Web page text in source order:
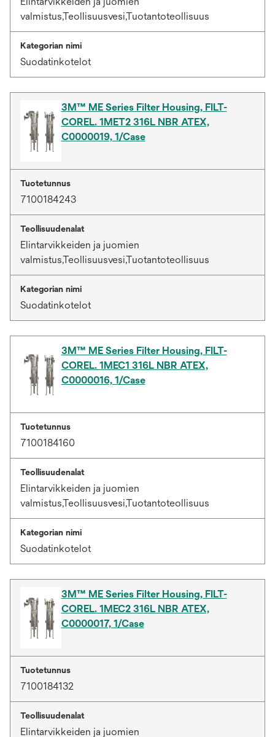
valmistus,Teollisuusvesi,Tuotantoteollisuus
Kategorian nimi
Suodatinkotelot
3M™ ME Series Filter Housing, FILT-
COREL. 1MET2 316L NBR ATEX,
C0000019, 1/Case
Tuotetunnus
7100184243
Teollisuudenalat
Elintarvikkeiden ja juomien
valmistus,Teollisuusvesi,Tuotantoteollisuus
Kategorian nimi
Suodatinkotelot
3M™ ME Series Filter Housing, FILT-
COREL. 1MEC1 316L NBR ATEX,
C0000016, 1/Case
Tuotetunnus
7100184160
Teollisuudenalat
Elintarvikkeiden ja juomien
valmistus,Teollisuusvesi,Tuotantoteollisuus
Kategorian nimi
Suodatinkotelot
3M™ ME Series Filter Housing, FILT-
COREL. 1MEC2 316L NBR ATEX,
C0000017, 1/Case
Tuotetunnus
7100184132
Teollisuudenalat
Elintarvikkeiden ja juomien